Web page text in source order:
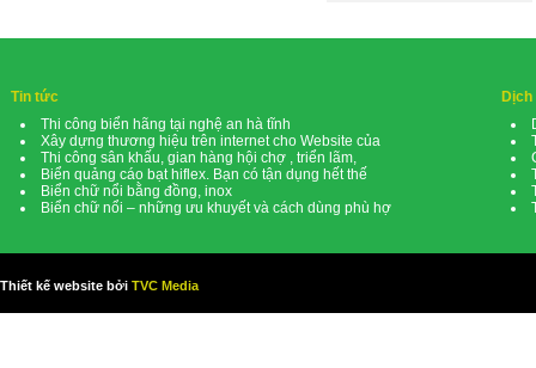
Tin tức
Thi công biển hãng tại nghệ an hà tĩnh
Xây dựng thương hiệu trên internet cho Website của
Thi công sân khấu, gian hàng hội chợ , triển lãm,
Biển quảng cáo bạt hiflex. Bạn có tận dụng hết thế
Biển chữ nổi bằng đồng, inox
Biển chữ nổi – những ưu khuyết và cách dùng phù hợ
Dịch
Thiết kế website bởi TVC Media